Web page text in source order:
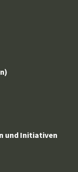
und Initiativen